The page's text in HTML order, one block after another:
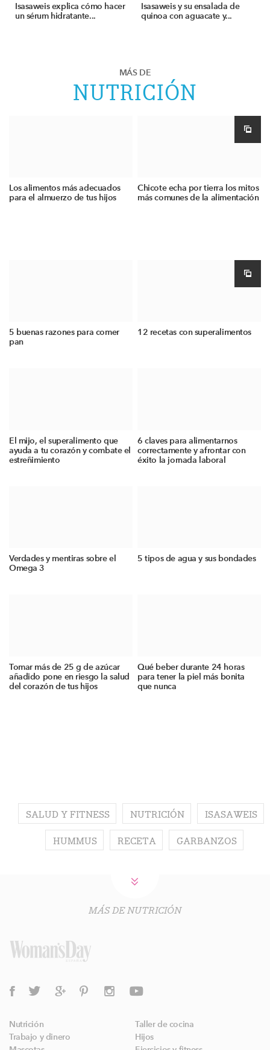
Isasaweis explica cómo hacer
un sérum hidratante...
Isasaweis y su ensalada de
quinoa con aguacate y...
MÁS DE
NUTRICIÓN
Los alimentos más adecuados
para el almuerzo de tus hijos
Chicote echa por tierra los mitos
más comunes de la alimentación
5 buenas razones para comer
pan
12 recetas con superalimentos
El mijo, el superalimento que
ayuda a tu corazón y combate el
estreñimiento
6 claves para alimentarnos
correctamente y afrontar con
éxito la jornada laboral
Verdades y mentiras sobre el
Omega 3
5 tipos de agua y sus bondades
Tomar más de 25 g de azúcar
añadido pone en riesgo la salud
del corazón de tus hijos
Qué beber durante 24 horas
para tener la piel más bonita
que nunca
SALUD Y FITNESS NUTRICIÓN ISASAWEIS
HUMMUS RECETA GARBANZOS
MÁS DE NUTRICIÓN
Nutrición
Taller de cocina
Trabajo y dinero
Hijos